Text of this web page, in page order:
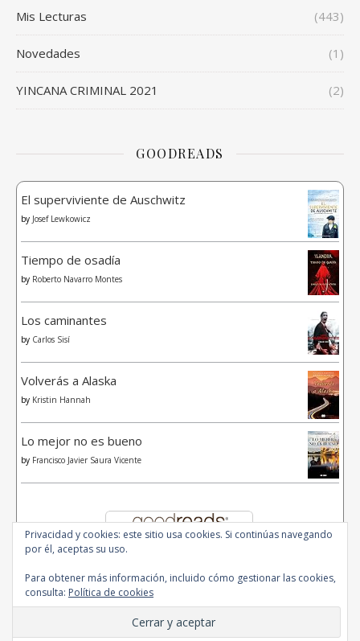
Mis Lecturas (443)
Novedades (1)
YINCANA CRIMINAL 2021 (2)
GOODREADS
El superviviente de Auschwitz
by Josef Lewkowicz
Tiempo de osadía
by Roberto Navarro Montes
Los caminantes
by Carlos Sisí
Volverás a Alaska
by Kristin Hannah
Lo mejor no es bueno
by Francisco Javier Saura Vicente
© 2020 - All Rights Reserved.
Ashe Tema de WP Royal
Privacidad y cookies: este sitio usa cookies. Si continúas navegando
por él, aceptas su uso.
Para obtener más información, incluido cómo gestionar las cookies,
consulta: Política de cookies